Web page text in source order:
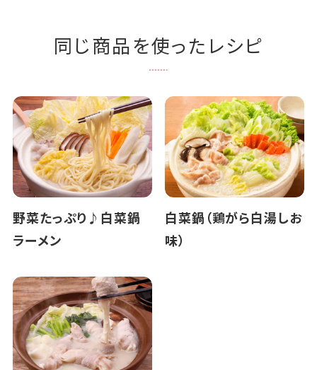
同じ商品を使ったレシピ
野菜たっぷり♪白菜鍋
ラーメン
白菜鍋（鶏がら白湯しお
味）